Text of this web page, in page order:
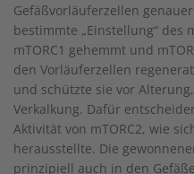
Gefäßvorläuferzellen
bestimmte „Einstellung“ des
mTORC1 gehemmt und
den Vorläuferzellen
und schützte sie vor
Verkalkung. Dafür
Aktivität von mTORC2, wie
herausstellte. Die
prinzipiell auch in den